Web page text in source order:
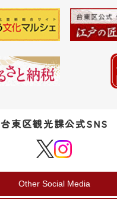
台東区観光課公式SNS
Other Social Media